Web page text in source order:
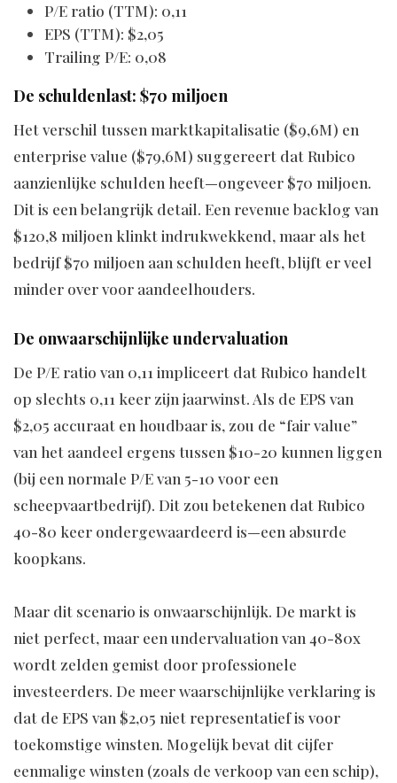
P/E ratio (TTM): 0,11
EPS (TTM): $2,05
Trailing P/E: 0,08
De schuldenlast: $70 miljoen
Het verschil tussen marktkapitalisatie ($9,6M) en
enterprise value ($79,6M) suggereert dat Rubico
aanzienlijke schulden heeft—ongeveer $70 miljoen.
Dit is een belangrijk detail. Een revenue backlog van
$120,8 miljoen klinkt indrukwekkend, maar als het
bedrijf $70 miljoen aan schulden heeft, blijft er veel
minder over voor aandeelhouders.
De onwaarschijnlijke undervaluation
De P/E ratio van 0,11 impliceert dat Rubico handelt
op slechts 0,11 keer zijn jaarwinst. Als de EPS van
$2,05 accuraat en houdbaar is, zou de “fair value”
van het aandeel ergens tussen $10-20 kunnen liggen
(bij een normale P/E van 5-10 voor een
scheepvaartbedrijf). Dit zou betekenen dat Rubico
40-80 keer ondergewaardeerd is—een absurde
koopkans.
Maar dit scenario is onwaarschijnlijk. De markt is
niet perfect, maar een undervaluation van 40-80x
wordt zelden gemist door professionele
investeerders. De meer waarschijnlijke verklaring is
dat de EPS van $2,05 niet representatief is voor
toekomstige winsten. Mogelijk bevat dit cijfer
eenmalige winsten (zoals de verkoop van een schip),